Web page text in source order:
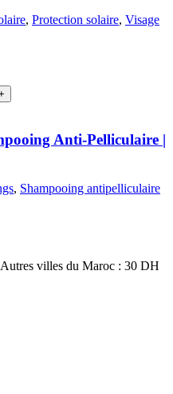
, Protection solaire, Visage
Anti-Pelliculaire |
, Shampooing antipelliculaire
villes du Maroc : 30 DH